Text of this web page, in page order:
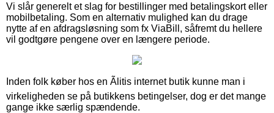
Vi slår generelt et slag for bestillinger med betalingskort eller
mobilbetaling. Som en alternativ mulighed kan du drage
nytte af en afdragsløsning som fx ViaBill, såfremt du hellere
vil godtgøre pengene over en længere periode.
Inden folk køber hos en Ãlitis internet butik kunne man i
virkeligheden se på butikkens betingelser, dog er det mange
gange ikke særlig spændende.